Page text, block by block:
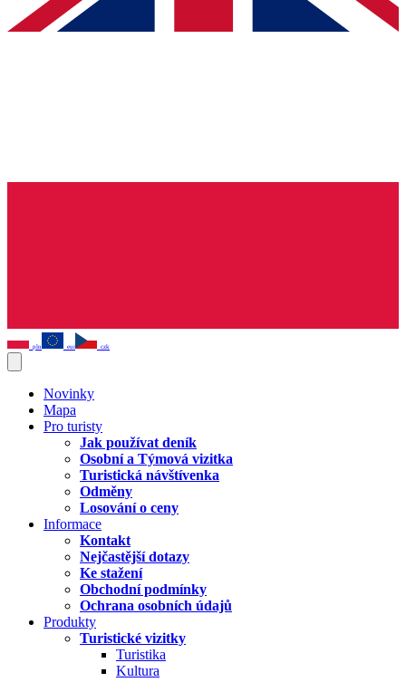
pln eur czk
Novinky
Mapa
Pro turisty
Jak používat deník
Osobní a Týmová vizitka
Turistická návštívenka
Odměny
Losování o ceny
Informace
Kontakt
Nejčastější dotazy
Ke stažení
Obchodní podmínky
Ochrana osobních údajů
Produkty
Turistické vizitky
Turistika
Kultura